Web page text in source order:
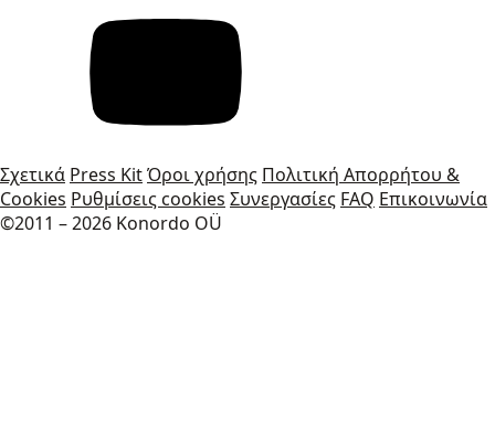
Σχετικά Press KitΌροι χρήσης Πολιτική Απορρήτου &
Cookies Ρυθμίσεις cookies Συνεργασίες FAQ Επικοινωνία
©2011 – 2026 Konordo OÜ